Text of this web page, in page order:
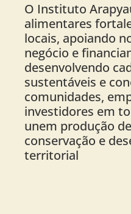
O Instituto
alimentares
locais, apoiando
negócio e
desenvolvendo
sustentáveis e
comunidades,
investidores em
unem produção
conservação e
territorial